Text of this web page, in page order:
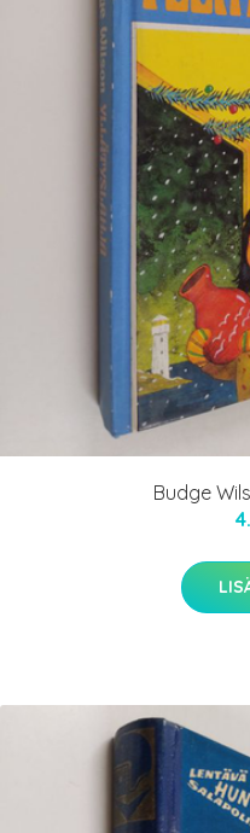
Budge